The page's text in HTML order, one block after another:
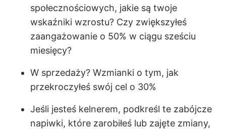
społecznościowych, jakie są twoje
wskaźniki wzrostu? Czy zwiększyłeś
zaangażowanie o 50% w ciągu sześciu
miesięcy?
W sprzedaży? Wzmianki o tym, jak
przekroczyłeś swój cel o 30%
Jeśli jesteś kelnerem, podkreśl te zabójcze
napiwki, które zarobiłeś lub zajęte zmiany,